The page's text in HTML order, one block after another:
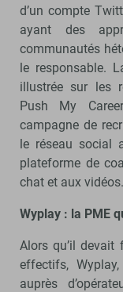
d’un compte
ayant des
communautés
le responsable.
illustrée sur les
Push My
campagne de
le réseau social
plateforme de
chat et aux vidéos.
Wyplay : la PME
Alors qu’il
effectifs,
auprès